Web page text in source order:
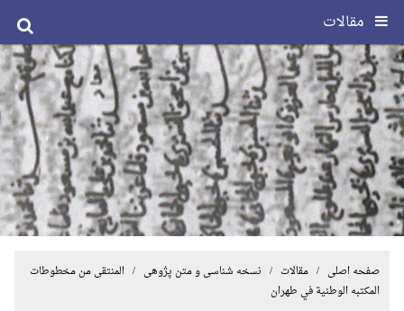
مقالات
صفحه اصلی /مقالات / نسخه شناسی و متن پژوهی / المنتقی من مخطوطات
المکتبه الوطنیة في طهران